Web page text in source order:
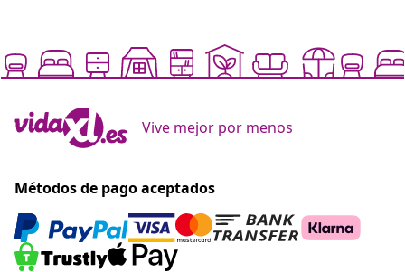
Vive mejor por menos
Métodos de pago aceptados